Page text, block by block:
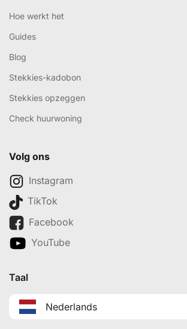
Hoe werkt het
Guides
Blog
Stekkies-kadobon
Stekkies opzeggen
Check huurwoning
Volg ons
Instagram
TikTok
Facebook
YouTube
Taal
Nederlands